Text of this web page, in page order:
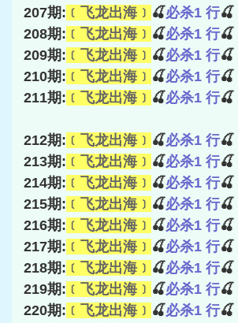
207期: ﹝飞龙出海﹞ 🍒必杀1 行🍒
208期: ﹝飞龙出海﹞ 🍒必杀1 行🍒
209期: ﹝飞龙出海﹞ 🍒必杀1 行🍒
210期: ﹝飞龙出海﹞ 🍒必杀1 行🍒
211期: ﹝飞龙出海﹞ 🍒必杀1 行🍒
212期: ﹝飞龙出海﹞ 🍒必杀1 行🍒
213期: ﹝飞龙出海﹞ 🍒必杀1 行🍒
214期: ﹝飞龙出海﹞ 🍒必杀1 行🍒
215期: ﹝飞龙出海﹞ 🍒必杀1 行🍒
216期: ﹝飞龙出海﹞ 🍒必杀1 行🍒
217期: ﹝飞龙出海﹞ 🍒必杀1 行🍒
218期: ﹝飞龙出海﹞ 🍒必杀1 行🍒
219期: ﹝飞龙出海﹞ 🍒必杀1 行🍒
220期: ﹝飞龙出海﹞ 🍒必杀1 行🍒